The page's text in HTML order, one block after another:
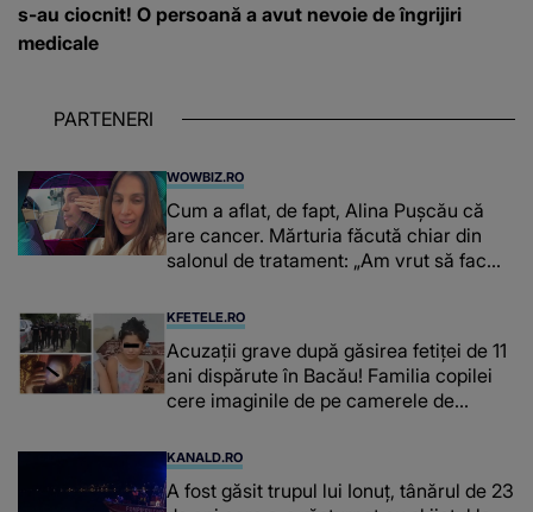
s-au ciocnit! O persoană a avut nevoie de îngrijiri
medicale
PARTENERI
WOWBIZ.RO
Cum a aflat, de fapt, Alina Pușcău că
are cancer. Mărturia făcută chiar din
salonul de tratament: „Am vrut să fac
înțepe sânul”
KFETELE.RO
Acuzații grave după găsirea fetiței de 11
ani dispărute în Bacău! Familia copilei
cere imaginile de pe camerele de
mea...”
KANALD.RO
A fost găsit trupul lui Ionuț, tânărul de 23